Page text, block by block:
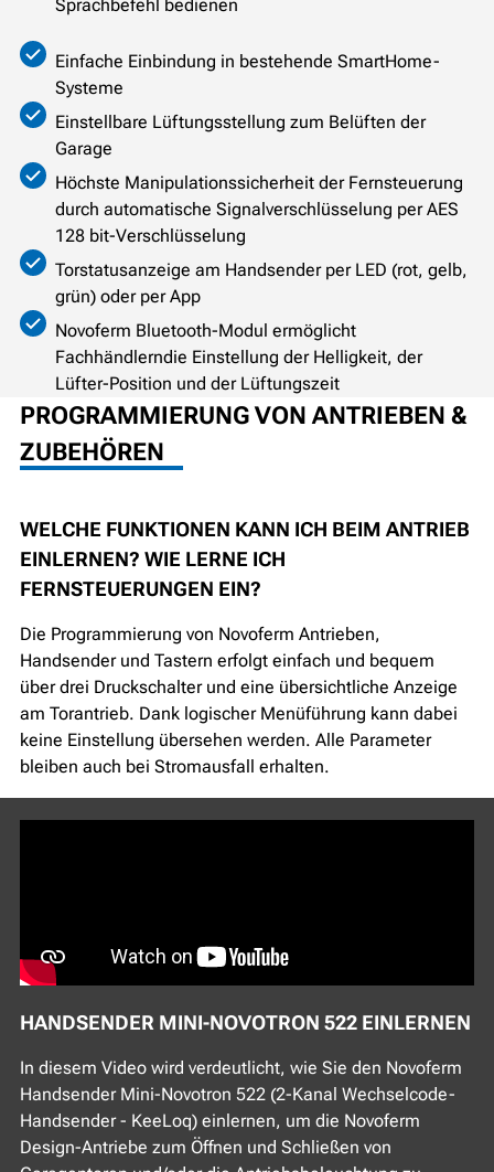
Sprachbefehl bedienen
Einfache Einbindung in bestehende SmartHome-
Systeme
Einstellbare Lüftungsstellung zum Belüften der
Garage
Höchste Manipulationssicherheit der Fernsteuerung
durch automatische Signalverschlüsselung per AES
128 bit-Verschlüsselung
Torstatusanzeige am Handsender per LED (rot, gelb,
grün) oder per App
Novoferm Bluetooth-Modul ermöglicht
Fachhändlerndie Einstellung der Helligkeit, der
Lüfter-Position und der Lüftungszeit
PROGRAMMIERUNG VON ANTRIEBEN &
ZUBEHÖREN
WELCHE FUNKTIONEN KANN ICH BEIM ANTRIEB
EINLERNEN? WIE LERNE ICH
FERNSTEUERUNGEN EIN?
Die Programmierung von Novoferm Antrieben,
Handsender und Tastern erfolgt einfach und bequem
über drei Druckschalter und eine übersichtliche Anzeige
am Torantrieb. Dank logischer Menüführung kann dabei
keine Einstellung übersehen werden. Alle Parameter
bleiben auch bei Stromausfall erhalten.
HANDSENDER MINI-NOVOTRON 522 EINLERNEN
In diesem Video wird verdeutlicht, wie Sie den Novoferm
Handsender Mini-Novotron 522 (2-Kanal Wechselcode-
Handsender - KeeLoq) einlernen, um die Novoferm
Design-Antriebe zum Öffnen und Schließen von